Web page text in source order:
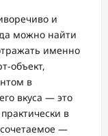
и
можно найти
именно
объект,
в
вкуса — это
в
—